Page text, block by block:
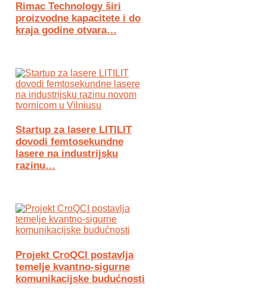
Rimac Technology širi
proizvodne kapacitete i do
kraja godine otvara…
Startup za lasere LITILIT
dovodi femtosekundne
lasere na industrijsku
razinu…
Projekt CroQCI postavlja
temelje kvantno-sigurne
komunikacijske budućnosti